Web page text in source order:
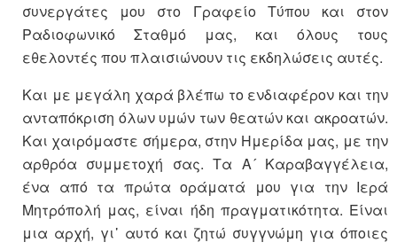
συνεργάτες μου στο Γραφείο Τύπου και στον
Ραδιοφωνικό Σταθμό μας, και όλους τους
εθελοντές που πλαισιώνουν τις εκδηλώσεις αυτές.
Και με μεγάλη χαρά βλέπω το ενδιαφέρον και την
ανταπόκριση όλων υμών των θεατών και ακροατών.
Και χαιρόμαστε σήμερα, στην Ημερίδα μας, με την
αρθρόα συμμετοχή σας. Τα Α´ Καραβαγγέλεια,
ένα από τα πρώτα οράματά μου για την Ιερά
Μητρόπολή μας, είναι ήδη πραγματικότητα. Είναι
μια αρχή, γι᾽ αυτό και ζητώ συγγνώμη για όποιες